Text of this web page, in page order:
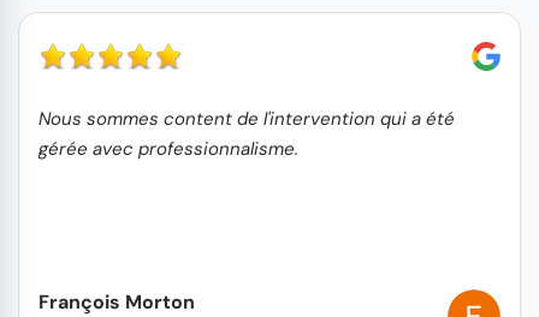
Nous sommes content de l'intervention qui a été
gérée avec professionnalisme.
François Morton